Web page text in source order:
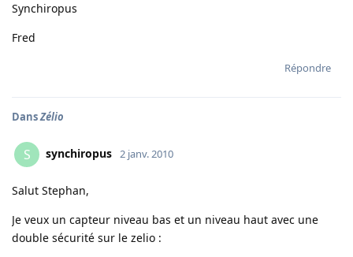
Synchiropus
Fred
Répondre
DansZélio
S synchiropus 2 janv. 2010
Salut Stephan,
Je veux un capteur niveau bas et un niveau haut avec une
double sécurité sur le zelio :